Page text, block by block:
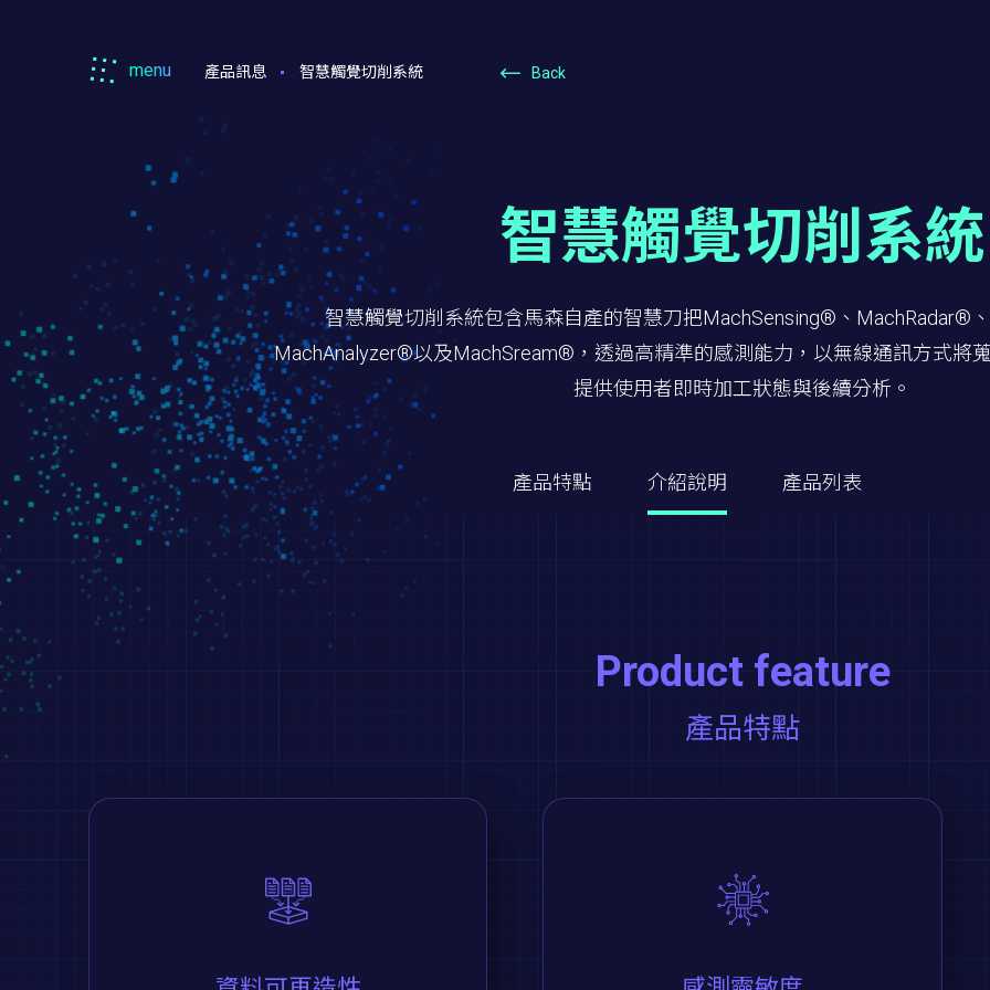
Machsync
menu 產品訊息 智慧觸覺切削系統 Back
智慧觸覺切削系統
智慧觸覺切削系統包含馬森自產的智慧刀把MachSensing®、MachRadar®
MachAnalyzer®以及MachSream®，透過高精準的感測能力，以無線通訊方式將
提供使用者即時加工狀態與後續分析。
產品特點 介紹說明 產品列表
Product feature
產品特點